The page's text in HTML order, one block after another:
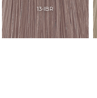
13-lBR